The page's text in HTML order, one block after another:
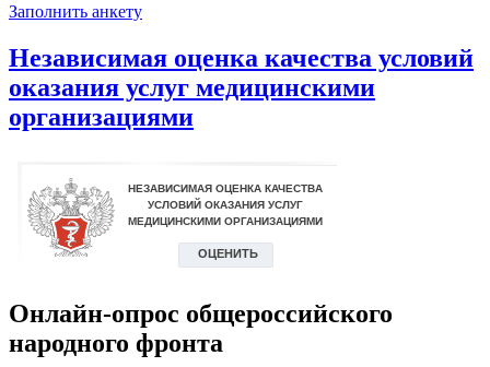
Заполнить анкету
Независимая оценка качества условий
оказания услуг медицинскими
организациями
Онлайн-опрос общероссийского
народного фронта